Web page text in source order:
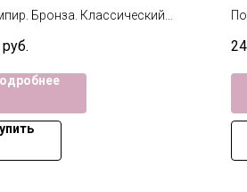
Бронза. Классический
с упоминанием
руб.